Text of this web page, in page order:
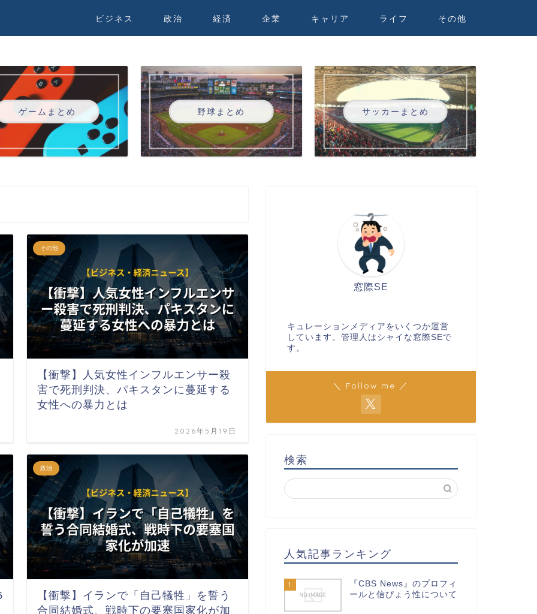
ビジネス 政治 経済 企業 キャリア ライフ その他
ゲームまとめ 野球まとめ サッカーまとめ
その他
【衝撃】人気女性インフルエンサー殺
害で死刑判決、パキスタンに蔓延する
女性への暴力とは
2026年5月19日
政治
【衝撃】イランで「自己犠牲」を誓う
合同結婚式、戦時下の要塞国家化が加
窓際SE
キュレーションメディアをいくつか運営
しています。管理人はシャイな窓際SEで
す。
＼ Follow me ／
検索
人気記事ランキング
1
『CBS News』のプロフィ
ールと信ぴょう性について